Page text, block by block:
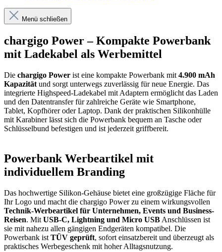
Menü schließen
chargigo Power – Kompakte Powerbank
mit Ladekabel als Werbemittel
Die chargigo Power ist eine kompakte Powerbank mit 4.900 mAh
Kapazität und sorgt unterwegs zuverlässig für neue Energie. Das
integrierte Highspeed-Ladekabel mit Adaptern ermöglicht das Laden
und den Datentransfer für zahlreiche Geräte wie Smartphone,
Tablet, Kopfhörer oder Laptop. Dank der praktischen Silikonhülle
mit Karabiner lässt sich die Powerbank bequem an Tasche oder
Schlüsselbund befestigen und ist jederzeit griffbereit.
Powerbank Werbeartikel mit
individuellem Branding
Das hochwertige Silikon-Gehäuse bietet eine großzügige Fläche für
Ihr Logo und macht die chargigo Power zu einem wirkungsvollen
Technik-Werbeartikel für Unternehmen, Events und Business-
Reisen. Mit USB-C, Lightning und Micro USB Anschlüssen ist
sie mit nahezu allen gängigen Endgeräten kompatibel. Die
Powerbank ist TÜV geprüft, sofort einsatzbereit und überzeugt als
praktisches Werbegeschenk mit hoher Alltagsnutzung.